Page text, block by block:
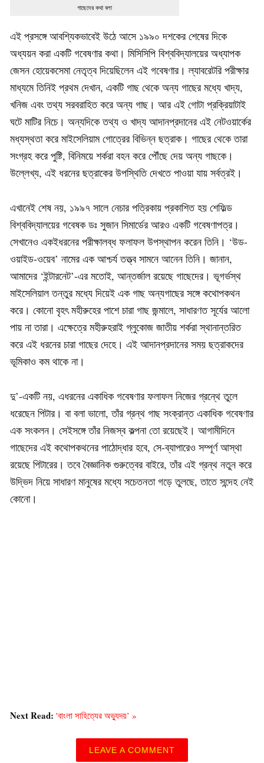
গাছেদের কথা বলা
এই প্রসঙ্গে আবশ্যিকভাবেই উঠে আসে ১৯৯০ দশকের শেষের দিকে
অধ্যয়ন করা একটি গবেষণার কথা। মিসিসিপি বিশ্ববিদ্যালয়ের অধ্যাপক
জেসন হোয়েকসেমা নেতৃত্ব দিয়েছিলেন এই গবেষণার। ল্যাবরেটরি পরীক্ষার
মাধ্যমে তিনিই প্রথম দেখান, একটি গাছ থেকে অন্য গাছের মধ্যে খাদ্য,
খনিজ এবং তথ্য সরবরাহিত করে অন্য গাছ। আর এই গোটা প্রক্রিয়াটাই
ঘটে মাটির নিচে। অন্যদিকে তথ্য ও খাদ্য আদানপ্রদানের এই নেটওয়ার্কের
মধ্যস্থতা করে মাইসেলিয়াম গোত্রের বিভিন্ন ছত্রাক। গাছের থেকে তারা
সংগ্রহ করে পুষ্টি, বিনিময়ে শর্করা বহন করে পৌঁছে দেয় অন্য গাছকে।
উল্লেখ্য, এই ধরনের ছত্রাকের উপস্থিতি দেখতে পাওয়া যায় সর্বত্রই।
এখানেই শেষ নয়, ১৯৯৭ সালে নেচার পত্রিকায় প্রকাশিত হয় শেফিল্ড
বিশ্ববিদ্যালয়ের গবেষক ডঃ সুজান সিমার্ডের আরও একটি গবেষণাপত্র।
সেখানেও একইধরনের পরীক্ষালব্ধ ফলাফল উপস্থাপন করেন তিনি। ‘উড-
ওয়াইড-ওয়েব’ নামের এক আশ্চর্য তত্ত্ব সামনে আনেন তিনি। জানান,
আমাদের ‘ইন্টারনেট’-এর মতোই, আন্তর্জাল রয়েছে গাছেদের। ভূগর্ভস্থ
মাইসেলিয়াল তন্তুর মধ্যে দিয়েই এক গাছ অন্যগাছের সঙ্গে কথোপকথন
করে। কোনো বৃহৎ মহীরুহের পাশে চারা গাছ জন্মালে, সাধারণত সূর্যের আলো
পায় না তারা। এক্ষেত্রে মহীরুহরাই গ্লুকোজ জাতীয় শর্করা স্থানান্তরিত
করে এই ধরনের চারা গাছের দেহে। এই আদানপ্রদানের সময় ছত্রাকদের
ভূমিকাও কম থাকে না।
দু’-একটি নয়, এধরনের একাধিক গবেষণার ফলাফল নিজের গ্রন্থে তুলে
ধরেছেন পিটার। বা বলা ভালো, তাঁর গ্রন্থ গাছ সংক্রান্ত একাধিক গবেষণার
এক সংকলন। সেইসঙ্গে তাঁর নিজস্ব কল্পনা তো রয়েছেই। আগামীদিনে
গাছেদের এই কথোপকথনের পাঠোদ্ধার হবে, সে-ব্যাপারেও সম্পূর্ণ আস্থা
রয়েছে পিটারের। তবে বৈজ্ঞানিক গুরুত্বের বাইরে, তাঁর এই গ্রন্থ নতুন করে
উদ্ভিদ নিয়ে সাধারণ মানুষের মধ্যে সচেতনতা গড়ে তুলছে, তাতে সন্দেহ নেই
কোনো।
Next Read: 'বাংলা সাহিত্যের অভ্যুদয়’ »
LEAVE A COMMENT